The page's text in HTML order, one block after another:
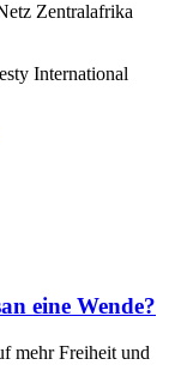
Zentralafrika
International
eine Wende?
mehr Freiheit und